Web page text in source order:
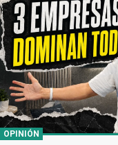
OPINIÓN